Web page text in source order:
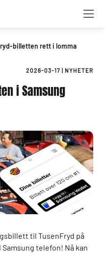
billetten rett i lomma
2026-03-17 NYHETER
i Samsung
til TusenFryd på
telefon! Nå kan